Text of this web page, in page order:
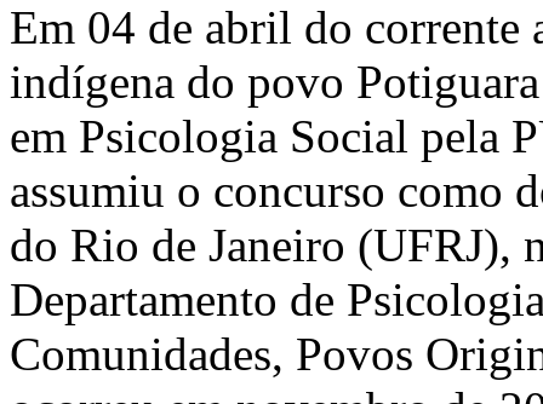
Em 04 de abril do corrente
indígena do povo
em Psicologia Social pela
assumiu o concurso como
do Rio de Janeiro (UFRJ),
Departamento de
Comunidades, Povos